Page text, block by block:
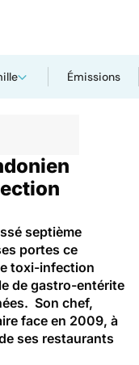
Émissions
septième
portes ce
toxi-infection
de gastro-entérite
Son chef,
face en 2009, à
ses restaurants